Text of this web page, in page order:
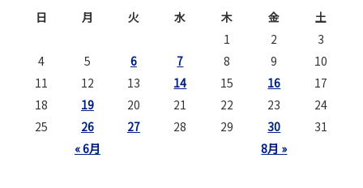
日
月 火 水 木 金 土
« 6月 8月 »
1 2
3
4
5 6 7 8 9
10
11
12 13 14 15 16
17
18
19 20 21 22 23
24
25
26 27 28 29 30 31